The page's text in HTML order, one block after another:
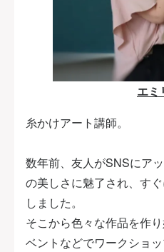
エミ
糸かけアート講師。
数年前、友人がSNSにア
の美しさに魅了され、す
しました。
そこから色々な作品を作
ベントなどでワークショ